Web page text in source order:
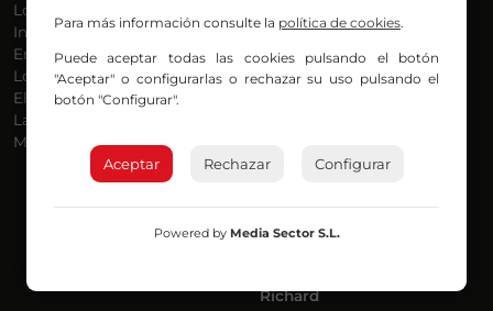
Lo Más Nuevo
Informativos
En Ruta
Locos por la Música
El Supermadrugador
La Mañana de Radio Nervión
Más Madrugada
Eva Argote
Endika
Iker
José Ignacio
Luis Carlos
Mar y Cielo
Richard
Para más información consulte la política de cookies.
Puede aceptar todas las cookies pulsando el botón
"Aceptar" o configurarlas o rechazar su uso pulsando el
botón "Configurar".
Aceptar Rechazar Configurar
Powered by Media Sector S.L.